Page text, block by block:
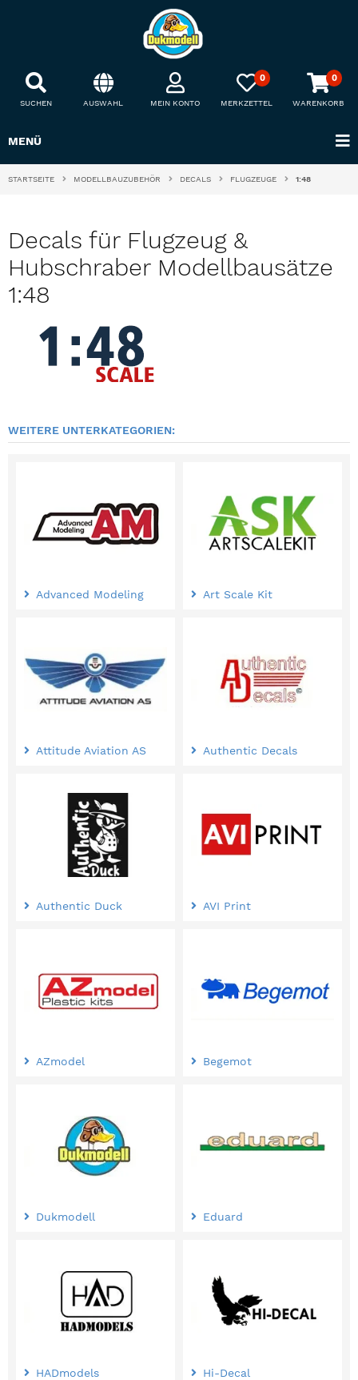
SUCHEN AUSWAHL MEIN KONTO
0
MERKZETTEL
0
WARENKORB
MENÜ
STARTSEITE MODELLBAUZUBEHÖR DECALS FLUGZEUGE 1:48
Decals für Flugzeug &
Hubschraber Modellbausätze
1:48
WEITERE UNTERKATEGORIEN:
Advanced Modeling Art Scale Kit
Attitude Aviation AS Authentic Decals
Authentic Duck AVI Print
AZmodel Begemot
Dukmodell Eduard
HADmodels Hi-Decal